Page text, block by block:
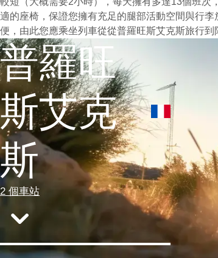
適的座椅，保證您擁有充足的腿部活動空間與行
便，由此您應乘坐列車從從普羅旺斯艾克斯旅行到
普羅旺
斯艾克
斯
2 個車站